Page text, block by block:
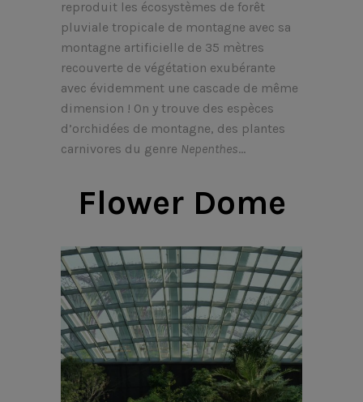
reproduit les écosystèmes de forêt
pluviale tropicale de montagne avec sa
montagne artificielle de 35 mètres
recouverte de végétation exubérante
avec évidemment une cascade de même
dimension ! On y trouve des espèces
d’orchidées de montagne, des plantes
carnivores du genre Nepenthes…
Flower Dome